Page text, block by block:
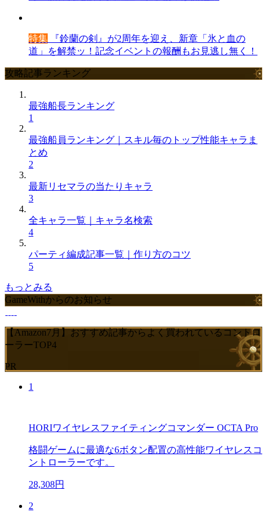
特集 『鈴蘭の剣』が2周年を迎え、新章「氷と血の
道」を解禁ッ！記念イベントの報酬もお見逃し無く！
攻略記事ランキング
最強船長ランキング
1
最強船員ランキング｜スキル毎のトップ性能キャラま
とめ
2
最新リセマラの当たりキャラ
3
全キャラ一覧｜キャラ名検索
4
パーティ編成記事一覧｜作り方のコツ
5
もっとみる
GameWithからのお知らせ
【Amazon7月】おすすめ記事からよく買われているコントロ
ーラーTOP4
PR
1
HORIワイヤレスファイティングコマンダー OCTA Pro
格闘ゲームに最適な6ボタン配置の高性能ワイヤレスコ
ントローラーです。
28,308円
2